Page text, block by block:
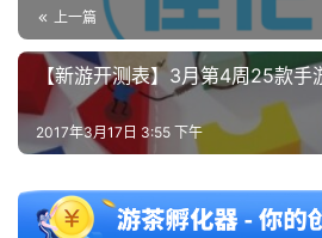
上一篇
【新游开测表】3月第4周25款手
2017年3月17日 3:55 下午